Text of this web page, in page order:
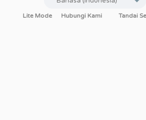
Lite Mode Hubungi Kami Tandai